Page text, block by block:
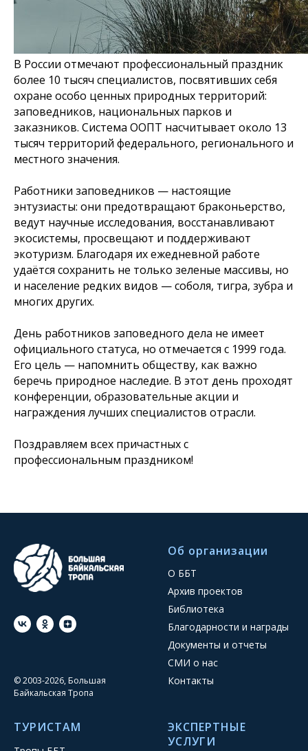
В России отмечают профессиональный праздник
более 10 тысяч специалистов, посвятивших себя
охране особо ценных природных территорий:
заповедников, национальных парков и
заказников. Система ООПТ насчитывает около 13
тысяч территорий федерального, регионального и
местного значения.​
Работники заповедников — настоящие
энтузиасты: они предотвращают браконьерство,
ведут научные исследования, восстанавливают
экосистемы, просвещают и поддерживают
экотуризм. Благодаря их ежедневной работе
удаётся сохранить не только зеленые массивы, но
и население редких видов — соболя, тигра, зубра и
многих других.
День работников заповедного дела не имеет
официального статуса, но отмечается с 1999 года.
Его цель — напомнить обществу, как важно
беречь природное наследие. В этот день проходят
конференции, образовательные акции и
награждения лучших специалистов отрасли.
Поздравляем всех причастных с
профессиональным праздником!
© 2003-2026, Большая
Байкальская Тропа
Об организации
О ББТ
Архив проектов
Библиотека
Благодарности и награды
Документы и отчеты
СМИ о нас
Контакты
ТУРИСТАМ
ЭКСПЕРТНЫЕ
УСЛУГИ